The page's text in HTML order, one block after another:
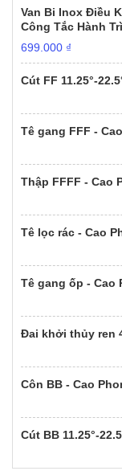
Van Bi Inox Điều
Công Tắc Hành
699.000 ₫
Cút FF 11.25°-
Tê gang FFF -
Thập FFFF - Cao
Tê lọc rác - Cao
Tê gang ốp - Cao
Đai khởi thủy ren
Côn BB - Cao
Cút BB 11.25°-